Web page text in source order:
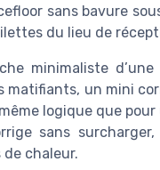
sans bavure
du lieu de
minimaliste
matifiants, un mini
même logique que
sans
chaleur.